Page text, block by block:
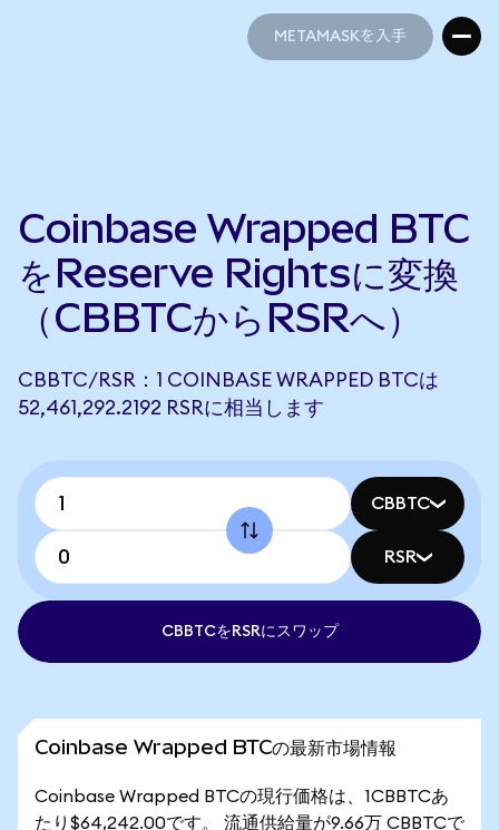
METAMASKを入手
Coinbase Wrapped BTC
をReserve Rightsに変換
（CBBTCからRSRへ）
CBBTC/RSR：1 COINBASE WRAPPED BTCは
52,461,292.2192 RSRに相当します
CBBTC
RSR
CBBTCをRSRにスワップ
Coinbase Wrapped BTCの最新市場情報
Coinbase Wrapped BTCの現行価格は、1CBBTCあ
たり$64,242.00です。 流通供給量が9.66万 CBBTCで